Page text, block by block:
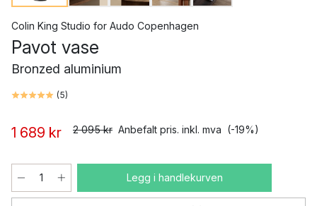
Colin King Studio for Audo Copenhagen
Pavot vase
Bronzed aluminium
(5)
1 689 kr 2 095 kr Anbefalt pris. inkl. mva (-19%)
Legg i handlekurven